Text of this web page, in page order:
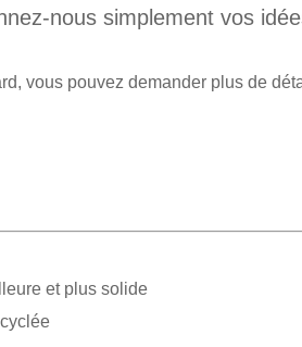
nous simplement vos
vous pouvez demander plus de
et plus solide